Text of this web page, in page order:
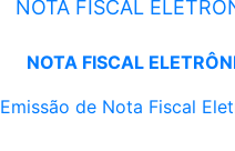
NOTA FISCAL
NOTA FISCAL
Emissão de Nota Fiscal